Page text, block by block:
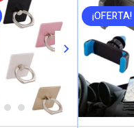
¡OFERTA!